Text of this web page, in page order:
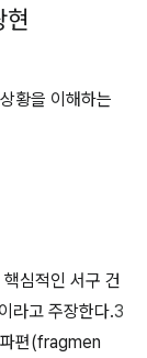
황을 이해하는
심적인 서구 건
라고 주장한다.3
편(fragmen